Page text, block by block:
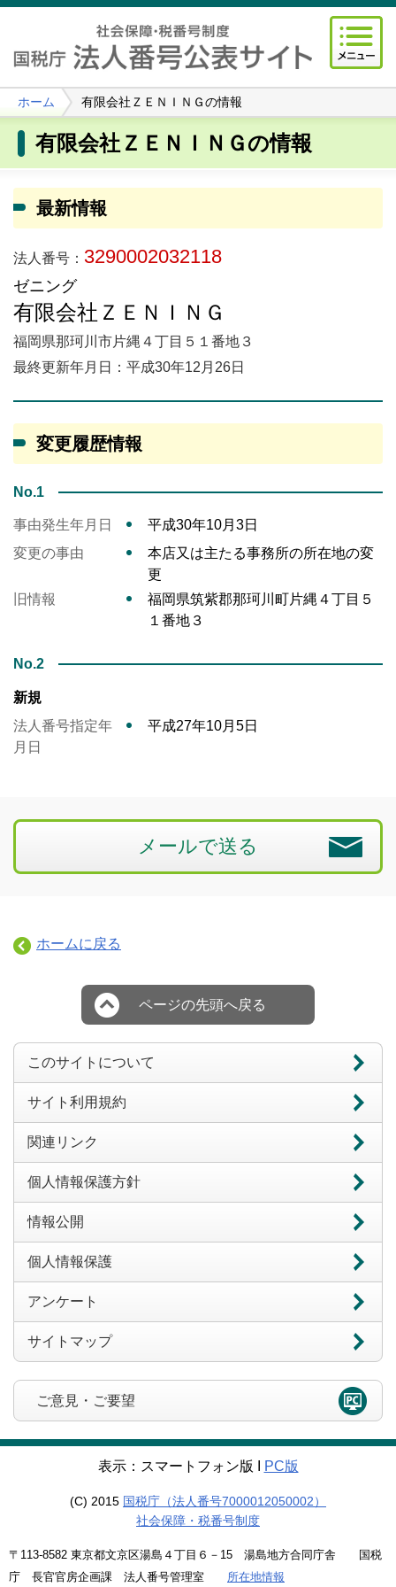
ホーム 有限会社ＺＥＮＩＮＧの情報
有限会社ＺＥＮＩＮＧの情報
最新情報
法人番号： 3290002032118
ゼニング
有限会社ＺＥＮＩＮＧ
福岡県那珂川市片縄４丁目５１番地３
最終更新年月日：平成30年12月26日
変更履歴情報
No.1
事由発生年月日
平成30年10月3日
変更の事由
本店又は主たる事務所の所在地の変
更
旧情報
福岡県筑紫郡那珂川町片縄４丁目５
１番地３
No.2
新規
法人番号指定年
月日
平成27年10月5日
メールで送る
ホームに戻る
ページの先頭へ戻る
このサイトについて
サイト利用規約
関連リンク
個人情報保護方針
情報公開
個人情報保護
アンケート
サイトマップ
ご意見・ご要望
表示：スマートフォン版 Ι PC版
(C) 2015 国税庁（法人番号7000012050002）
社会保障・税番号制度
〒113-8582 東京都文京区湯島４丁目６－15 湯島地方合同庁舎 国税
庁 長官官房企画課 法人番号管理室 所在地情報